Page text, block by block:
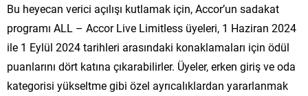
Bu heyecan verici açılışı kutlamak için, Accor’un sadakat
programı ALL – Accor Live Limitless üyeleri, 1 Haziran 2024
ile 1 Eylül 2024 tarihleri arasındaki konaklamaları için ödül
puanlarını dört katına çıkarabilirler. Üyeler, erken giriş ve oda
kategorisi yükseltme gibi özel ayrıcalıklardan yararlanmak